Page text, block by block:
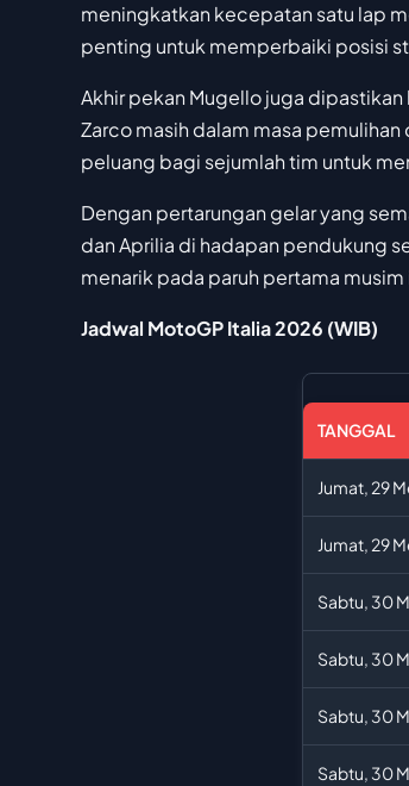
meningkatkan kecepatan satu lap
penting untuk memperbaiki posisi
Akhir pekan Mugello juga
Zarco masih dalam masa
peluang bagi sejumlah tim untuk
Dengan pertarungan gelar yang
dan Aprilia di hadapan pendukung
menarik pada paruh pertama musim
Jadwal MotoGP Italia 2026 (WIB)
TANGGAL
Jumat, 29
Jumat, 29
Sabtu, 30
Sabtu, 30
Sabtu, 30
Sabtu, 30